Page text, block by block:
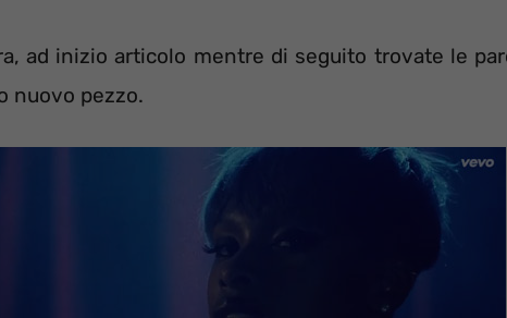
ad inizio articolo mentre di seguito trovate le
nuovo pezzo.